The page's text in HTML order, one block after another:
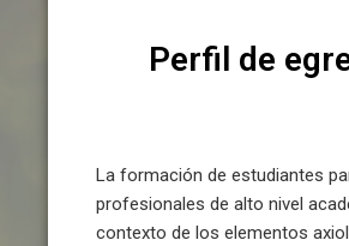
Perfil de
La formación de estudiantes
profesionales de alto nivel
contexto de los elementos